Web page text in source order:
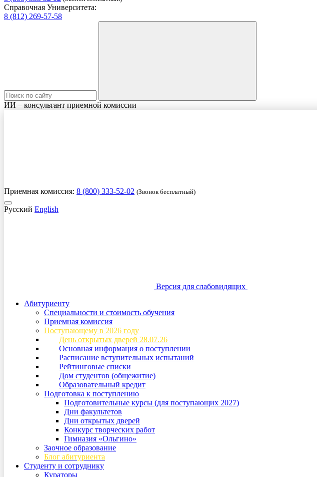
Справочная Университета:
8 (812) 269-57-58
ИИ – консультант приемной комиссии
Приемная комиссия: 8 (800) 333-52-02 (Звонок бесплатный)
Русский English
Версия для слабовидящих
Абитуриенту
Специальности и стоимость обучения
Приемная комиссия
Поступающему в 2026 году
День открытых дверей 28.07.26
Основная информация о поступлении
Расписание вступительных испытаний
Рейтинговые списки
Дом студентов (общежитие)
Образовательный кредит
Подготовка к поступлению
Подготовительные курсы (для поступающих 2027)
Дни факультетов
Дни открытых дверей
Конкурс творческих работ
Гимназия «Ольгино»
Заочное образование
Блог абитуриента
Студенту и сотруднику
Кураторы